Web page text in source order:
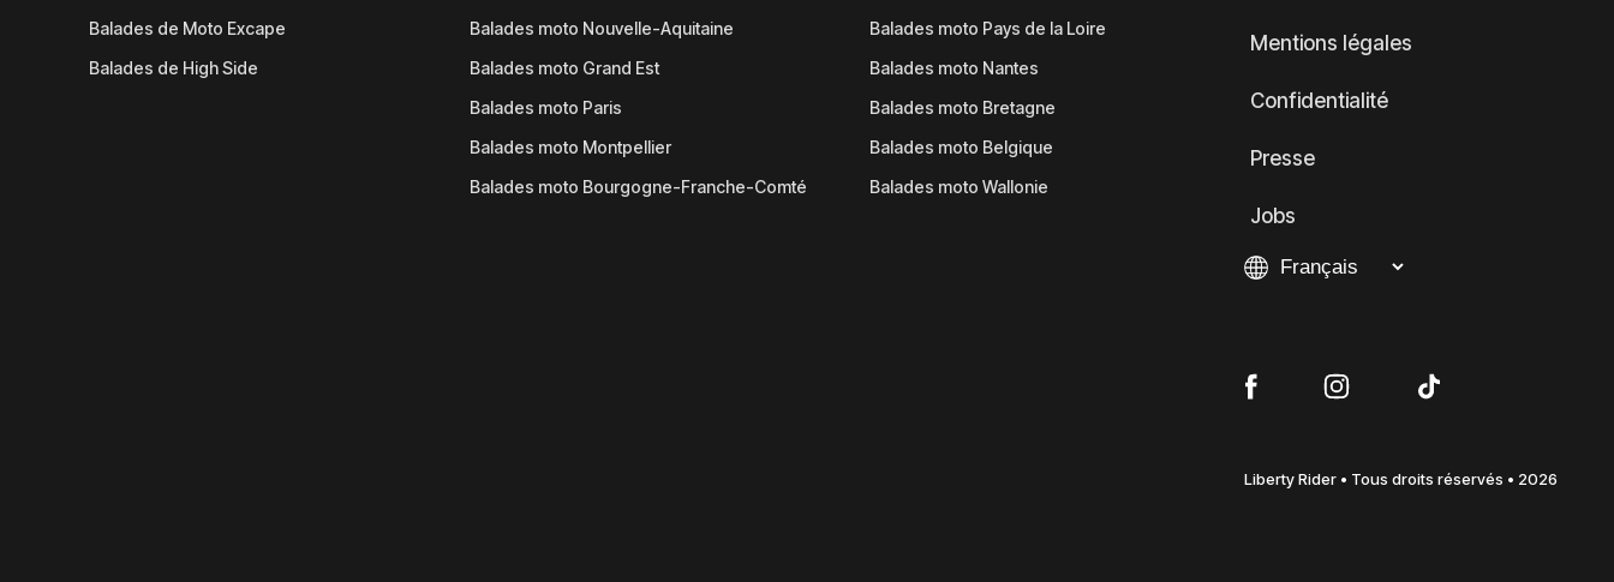
Balades de Moto Excape
Balades de High Side
Balades moto Nouvelle-Aquitaine
Balades moto Grand Est
Balades moto Paris
Balades moto Montpellier
Balades moto Bourgogne-Franche-Comté
Balades moto Pays de la Loire
Balades moto Nantes
Balades moto Bretagne
Balades moto Belgique
Balades moto Wallonie
Mentions légales
Confidentialité
Presse
Jobs
Liberty Rider • Tous droits réservés • 2026